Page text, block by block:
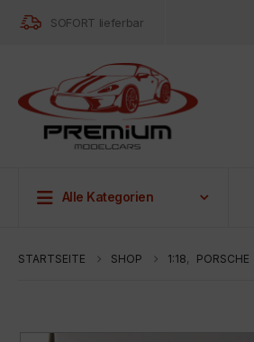
SOFORT lieferbar
Alle Kategorien
STARTSEITE SHOP 1:18, PORSCHE